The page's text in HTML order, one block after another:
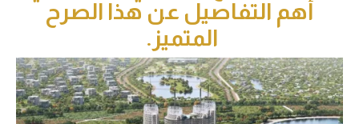
أهم التفاصيل عن هذا الصرح
المتميز.